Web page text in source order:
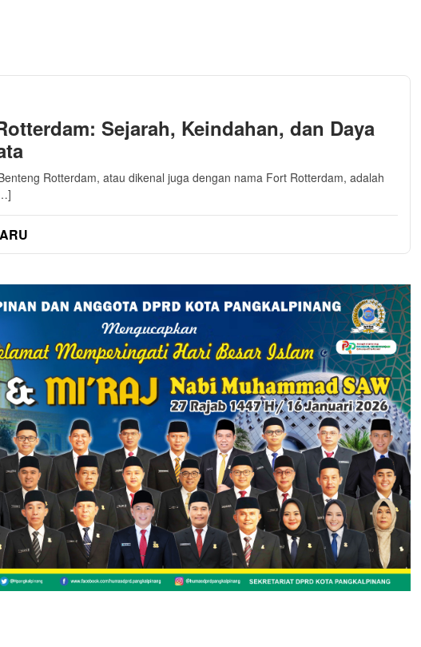
Sejarah, Keindahan, dan Daya
Rotterdam, atau dikenal juga dengan nama Fort Rotterdam, adalah